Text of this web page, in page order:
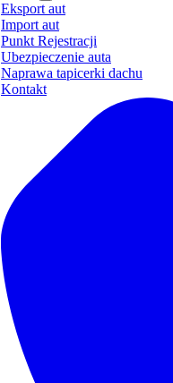
Eksport aut
Import aut
Punkt Rejestracji
Ubezpieczenie auta
Naprawa tapicerki dachu
Kontakt